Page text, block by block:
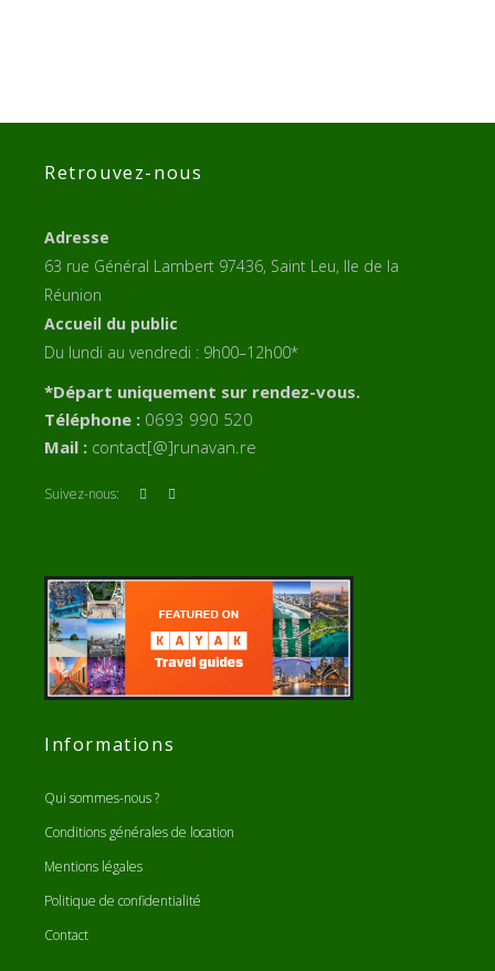
Retrouvez-nous
Adresse
63 rue Général Lambert 97436, Saint Leu, Ile de la
Réunion
Accueil du public
Du lundi au vendredi : 9h00–12h00*
*Départ uniquement sur rendez-vous.
Téléphone : 0693 990 520
Mail : contact[@]runavan.re
Suivez-nous:
Informations
Qui sommes-nous ?
Conditions générales de location
Mentions légales
Politique de confidentialité
Contact